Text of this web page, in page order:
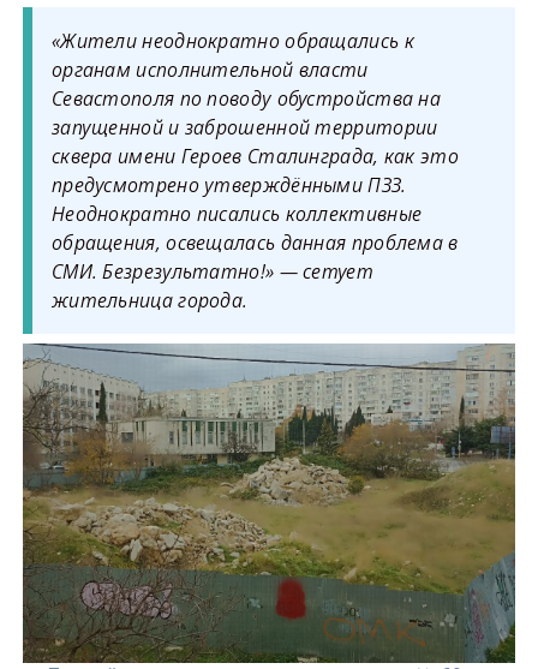
«Жители неоднократно обращались к
органам исполнительной власти
Севастополя по поводу обустройства на
запущенной и заброшенной территории
сквера имени Героев Сталинграда, как это
предусмотрено утверждёнными ПЗЗ.
Неоднократно писались коллективные
обращения, освещалась данная проблема в
СМИ. Безрезультатно!» — сетует
жительница города.